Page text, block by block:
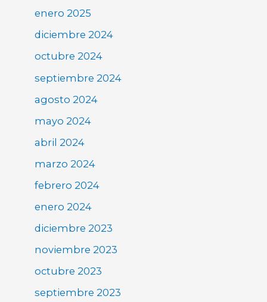
enero 2025
diciembre 2024
octubre 2024
septiembre 2024
agosto 2024
mayo 2024
abril 2024
marzo 2024
febrero 2024
enero 2024
diciembre 2023
noviembre 2023
octubre 2023
septiembre 2023